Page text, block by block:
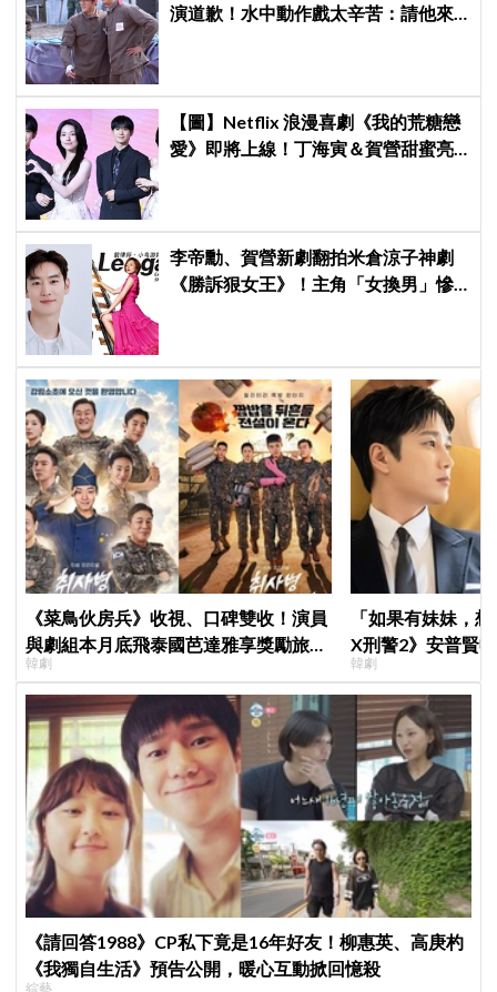
演道歉！水中動作戲太辛苦：請他來
【圖】Netflix 浪漫喜劇《我的荒糖戀
愛》即將上線！丁海寅＆賀營甜蜜亮
李帝勳、賀營新劇翻拍米倉涼子神劇
《勝訴狠女王》！主角「女換男」慘
《菜鳥伙房兵》收視、口碑雙收！演員
與劇組本月底飛泰國芭達雅享獎勵旅
行，慶祝亮眼成績
韓劇
「如果有妹妹，
X刑警2》安普賢
哥哥們都認證的
韓劇
《請回答1988》CP私下竟是16年好友！柳惠英、高庚杓
《我獨自生活》預告公開，暖心互動掀回憶殺
綜藝